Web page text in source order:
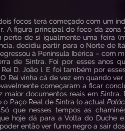
focos terá começado com um
A figura principal do foco da
perto de si igualmente uma feira
decidiu partir para o Norte de
à Península Ibérica – com
de Sintra. Foi por esses anos
D. João I. E foi também por
Rei vinha cá de vez em quando
começaram a ficar
maior documentos reais em
o Paço Real de Sintra (o actual
que nesses tempos as
hoje dá para a Volta do Duche
então ver fumo negro a sair